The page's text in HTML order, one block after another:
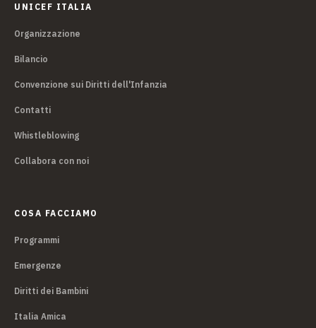
UNICEF ITALIA
Organizzazione
Bilancio
Convenzione sui Diritti dell'Infanzia
Contatti
Whistleblowing
Collabora con noi
COSA FACCIAMO
Programmi
Emergenze
Diritti dei Bambini
Italia Amica